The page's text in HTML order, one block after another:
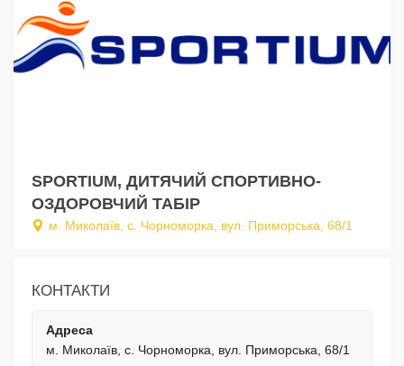
SPORTIUM, ДИТЯЧИЙ СПОРТИВНО-
ОЗДОРОВЧИЙ ТАБІР
м. Миколаїв, с. Чорноморка, вул. Приморська, 68/1
КОНТАКТИ
Адреса
м. Миколаїв, с. Чорноморка, вул. Приморська, 68/1